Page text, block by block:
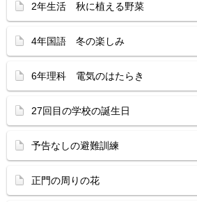
2年生活 秋に植える野菜
4年国語 冬の楽しみ
6年理科 電気のはたらき
27回目の学校の誕生日
予告なしの避難訓練
正門の周りの花